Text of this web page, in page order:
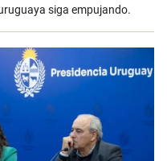
siga empujando.